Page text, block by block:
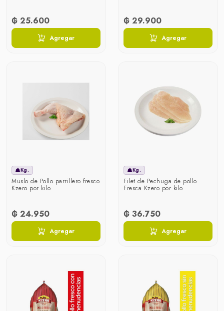
₲ 25.600
Agregar
₲ 29.900
Agregar
Kg.
Muslo de Pollo parrillero fresco
Kzero por kilo
₲ 24.950
Agregar
Kg.
Filet de Pechuga de pollo
Fresca Kzero por kilo
₲ 36.750
Agregar